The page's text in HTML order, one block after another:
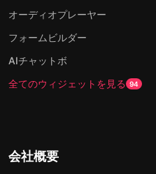
オーディオプレーヤー
フォームビルダー
AIチャットボ
全てのウィジェットを見る 94
会社概要